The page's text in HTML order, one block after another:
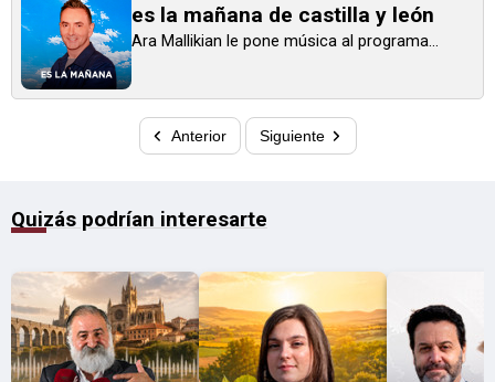
es la mañana de castilla y león
Ara Mallikian le pone música al programa...
Anterior Siguiente
Quizás podrían interesarte